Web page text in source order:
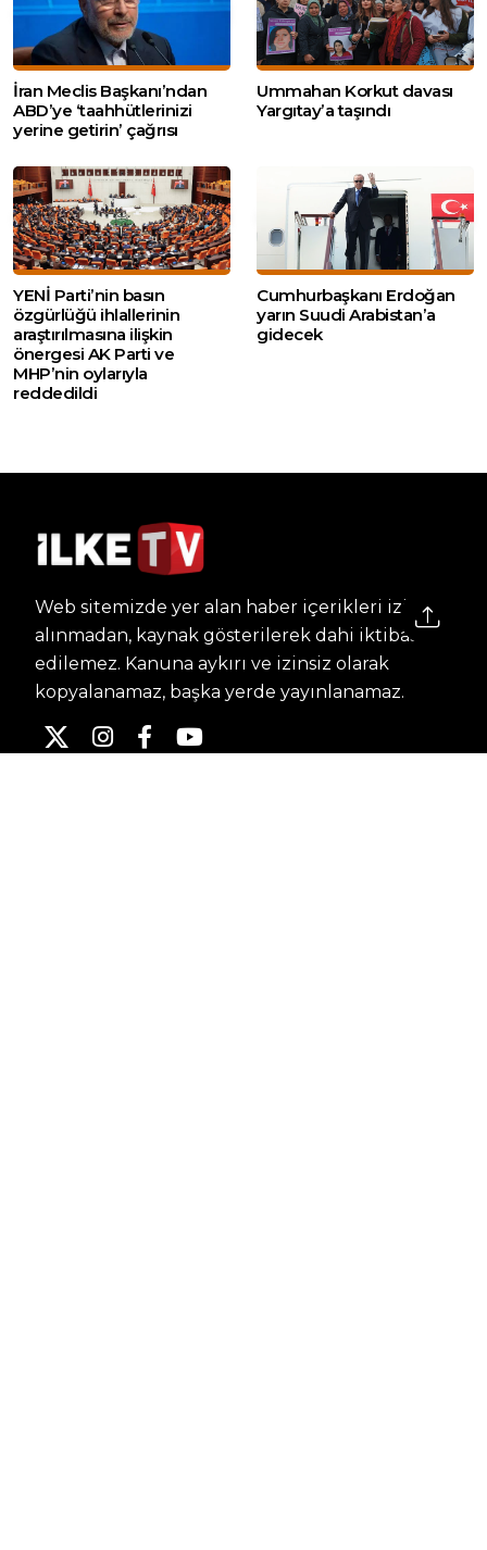
İran Meclis Başkanı’ndan
ABD’ye ‘taahhütlerinizi
yerine getirin’ çağrısı
Ummahan Korkut davası
Yargıtay’a taşındı
YENİ Parti’nin basın
özgürlüğü ihlallerinin
araştırılmasına ilişkin
önergesi AK Parti ve
MHP’nin oylarıyla
reddedildi
Cumhurbaşkanı Erdoğan
yarın Suudi Arabistan’a
gidecek
Web sitemizde yer alan haber içerikleri izin
alınmadan, kaynak gösterilerek dahi iktibas
edilemez. Kanuna aykırı ve izinsiz olarak
kopyalanamaz, başka yerde yayınlanamaz.